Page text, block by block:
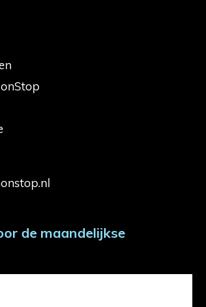
de maandelijkse